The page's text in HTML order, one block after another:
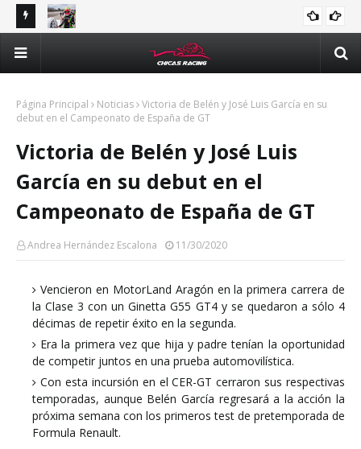
Majo Rodríguez apunta a seguir escalando posiciones en
Challenge Series durante la visita a Querétaro
Página Principal Noticias Victoria de Belén y José Luis García en su
debut en el Campeonato de España de GT
Victoria de Belén y José Luis
García en su debut en el
Campeonato de España de GT
Andrea Hernández Escalona 11/30/2020
Vencieron en MotorLand Aragón en la primera carrera de
la Clase 3 con un Ginetta G55 GT4 y se quedaron a sólo 4
décimas de repetir éxito en la segunda.
Era la primera vez que hija y padre tenían la oportunidad
de competir juntos en una prueba automovilística.
Con esta incursión en el CER-GT cerraron sus respectivas
temporadas, aunque Belén García regresará a la acción la
próxima semana con los primeros test de pretemporada de
Formula Renault.